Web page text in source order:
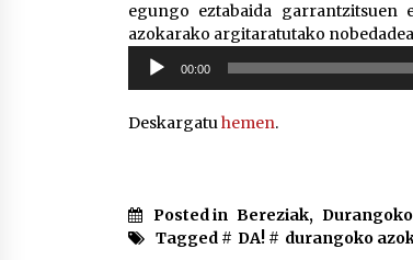
egungo eztabaida
azokarako argitaratutako
Soinu
erreproduzigailua
00:00
Deskargatuhemen.
Posted in Bereziak,
Tagged # DA! # durangoko